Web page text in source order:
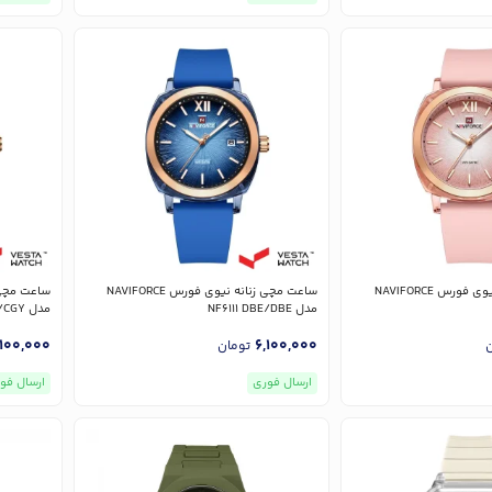
ساعت مچی زنانه نیوی فورس NAVIFORCE
ساعت مچی زنانه نیوی فورس NAVIFORCE
مدل NF6111 DBE/DBE
6,100,000 تومان
ارسال فوری
مدل NF6111 CGY/CGY
ارسال